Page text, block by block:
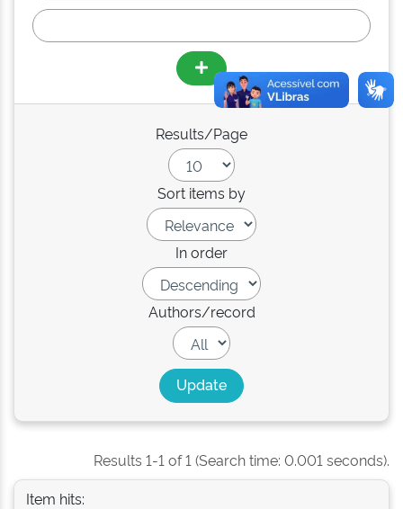
Results/Page
Sort items by
In order
Authors/record
Results 1-1 of 1 (Search time: 0.001 seconds).
Item hits: